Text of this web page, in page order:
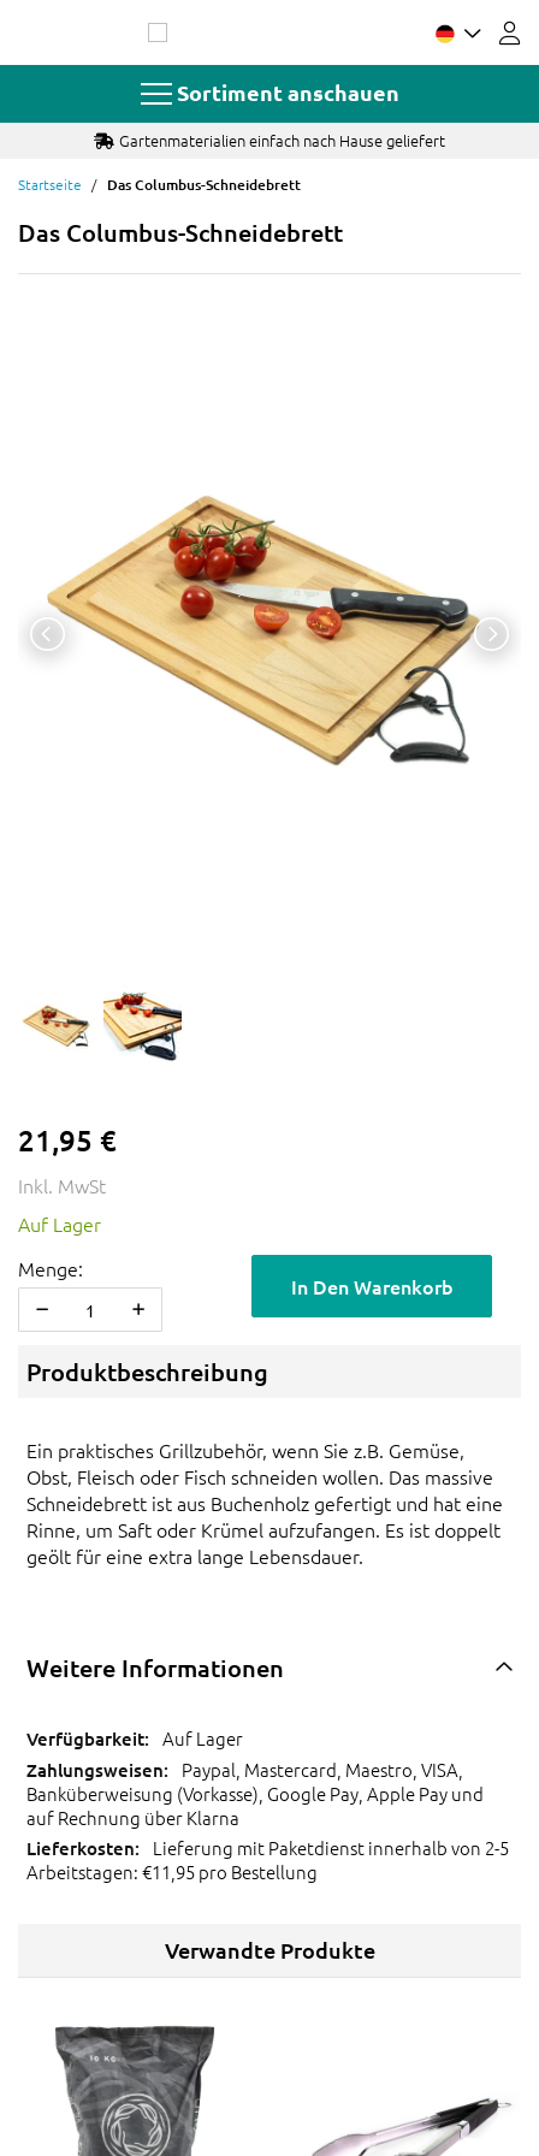
springen
Sortiment anschauen
Gartenmaterialien einfach nach Hause geliefert
Startseite Das Columbus-Schneidebrett
Das Columbus-Schneidebrett
21,95 €
Inkl. MwSt
Auf Lager
Menge:
In Den Warenkorb
Produktbeschreibung
Ein praktisches Grillzubehör, wenn Sie z.B. Gemüse,
Obst, Fleisch oder Fisch schneiden wollen. Das massive
Schneidebrett ist aus Buchenholz gefertigt und hat eine
Rinne, um Saft oder Krümel aufzufangen. Es ist doppelt
geölt für eine extra lange Lebensdauer.
Weitere Informationen
Auf Lager
Paypal, Mastercard, Maestro, VISA,
Banküberweisung (Vorkasse), Google Pay, Apple Pay und
auf Rechnung über Klarna
Lieferung mit Paketdienst innerhalb von 2-5
Arbeitstagen: €11,95 pro Bestellung
Verwandte Produkte